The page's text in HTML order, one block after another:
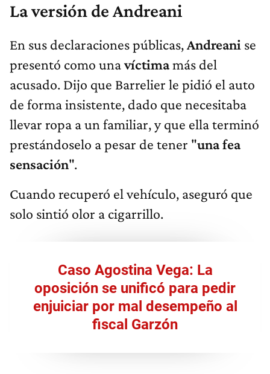
La versión de Andreani
En sus declaraciones públicas,Andreani se
presentó como unavíctimamás del
acusado. Dijo que Barrelier le pidió el auto
de forma insistente, dado que necesitaba
llevar ropa a un familiar, y que ella terminó
prestándoselo a pesar de tener "una fea
sensación".
Cuando recuperó el vehículo, aseguró que
solo sintió olor a cigarrillo.
Caso Agostina Vega: La
oposición se unificó para pedir
enjuiciar por mal desempeño al
fiscal Garzón